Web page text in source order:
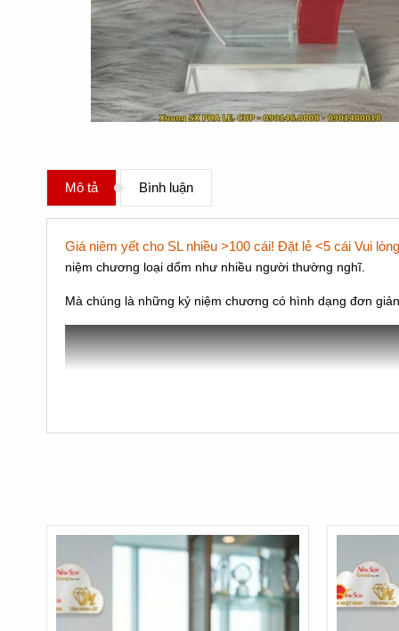
Mô tả Bình luận
Giá niêm yết cho SL nhiều >100 cái! Đặt lẻ <5 cái Vui
niệm chương loại dổm như nhiều người thường nghĩ.
Mà chúng là những kỷ niệm chương có hình dạng đơn
Mẫu mã càng phức tạp giá, càng khó làm, giá
- Kích thước: Kích thước càng lớn, nguyên vật liệu càng